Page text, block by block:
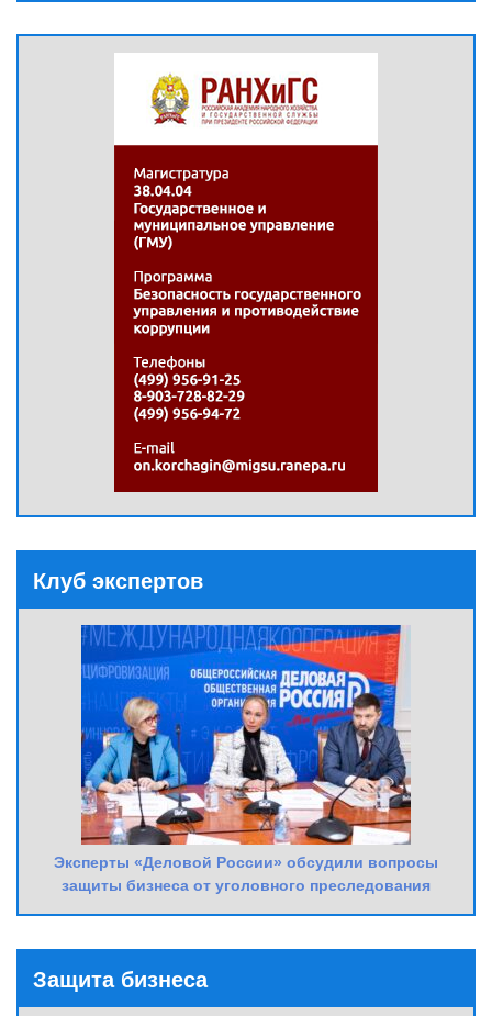
Клуб экспертов
Эксперты «Деловой России» обсудили вопросы
защиты бизнеса от уголовного преследования
Защита бизнеса